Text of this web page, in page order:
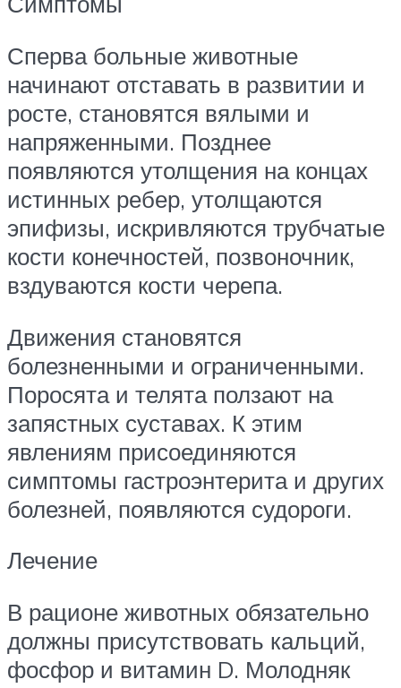
Сперва больные животные
начинают отставать в развитии и
росте, становятся вялыми и
напряженными. Позднее
появляются утолщения на концах
истинных ребер, утолщаются
эпифизы, искривляются трубчатые
кости конечностей, позвоночник,
вздуваются кости черепа.
Движения становятся
болезненными и ограниченными.
Поросята и телята ползают на
запястных суставах. К этим
явлениям присоединяются
симптомы гастроэнтерита и других
болезней, появляются судороги.
Лечение
В рационе животных обязательно
должны присутствовать кальций,
фосфор и витамин D. Молодняк